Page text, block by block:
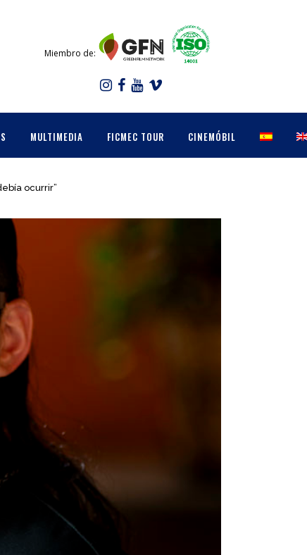
Miembro de:
MULTIMEDIA FICMEC TOUR CINEMÓBIL
ocurrir”